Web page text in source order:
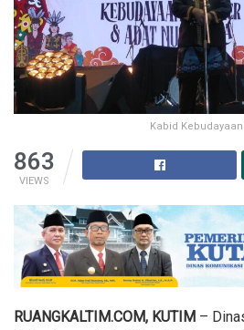
Kabid
863
VIEWS
RUANGKALTIM.COM, KUTIM –